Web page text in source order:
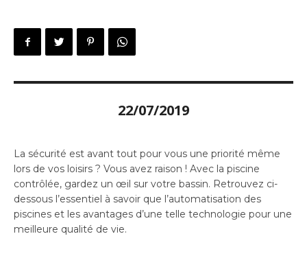
22/07/2019
La sécurité est avant tout pour vous une priorité même
lors de vos loisirs ? Vous avez raison ! Avec la piscine
contrôlée, gardez un œil sur votre bassin. Retrouvez ci-
dessous l’essentiel à savoir que l’automatisation des
piscines et les avantages d’une telle technologie pour une
meilleure qualité de vie.